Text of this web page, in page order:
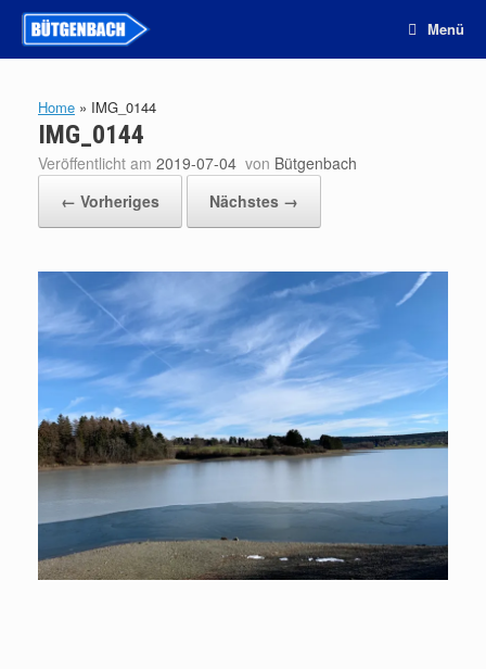
Zum
Inhalt
springen
Menü
Home » IMG_0144
IMG_0144
Veröffentlicht am 2019-07-04 von Bütgenbach
← Vorheriges
Nächstes →